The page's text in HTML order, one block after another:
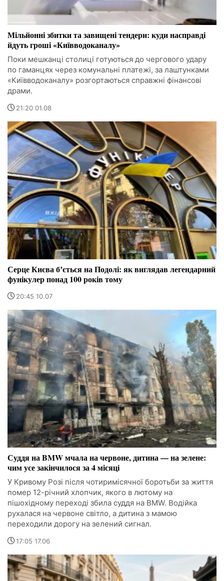
Мільйонні збитки та завищені тендери: куди насправді
йдуть гроші «Київводоканалу»
Поки мешканці столиці готуються до чергового удару
по гаманцях через комунальні платежі, за лаштунками
«Київводоканалу» розгортаються справжні фінансові
драми.
21:20 01.08
Серце Києва бʼється на Подолі: як виглядав легендарний
фунікулер понад 100 років тому
20:45 10.07
Суддя на BMW мчала на червоне, дитина — на зелене:
чим усе закінчилося за 4 місяці
У Кривому Розі після чотиримісячної боротьби за життя
помер 12-річний хлопчик, якого в лютому на
пішохідному переході збила суддя на BMW. Водійка
рухалася на червоне світло, а дитина з мамою
переходили дорогу на зелений сигнал.
17:05 17.06